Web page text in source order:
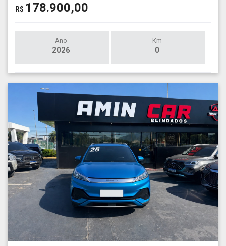
R$ 178.900,00
Ano
2026
Km
0